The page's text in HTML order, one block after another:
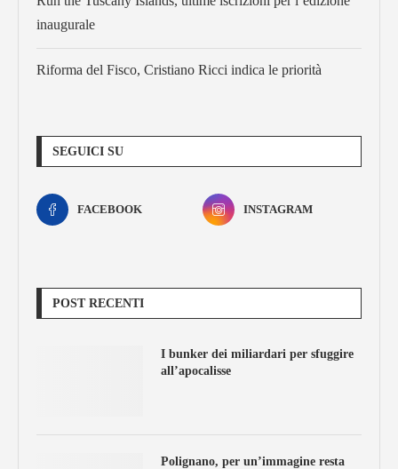
inaugurale
Riforma del Fisco, Cristiano Ricci indica le priorità
SEGUICI SU
FACEBOOK INSTAGRAM
POST RECENTI
I bunker dei miliardari per sfuggire
all’apocalisse
Polignano, per un’immagine resta